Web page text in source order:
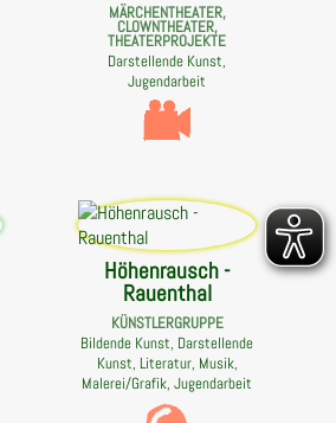
MÄRCHENTHEATER,
CLOWNTHEATER,
THEATERPROJEKTE
Darstellende Kunst,
Jugendarbeit
Höhenrausch -
Rauenthal
KÜNSTLERGRUPPE
Bildende Kunst, Darstellende
Kunst, Literatur, Musik,
Malerei/Grafik, Jugendarbeit